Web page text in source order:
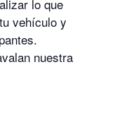
lo que
vehículo y
nuestra